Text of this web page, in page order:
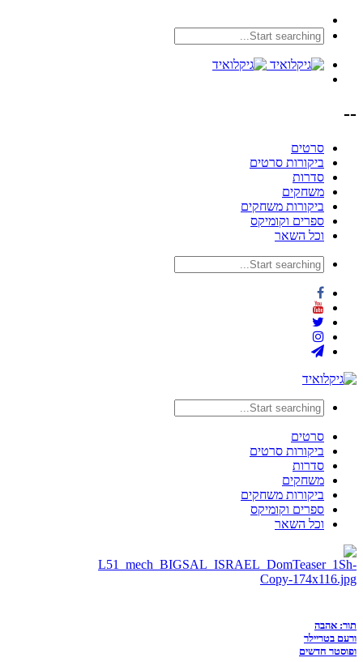
--
סרטים
ביקורות סרטים
סדרות
משחקים
ביקורות משחקים
ספרים וקומיקס
וכל השאר
סרטים
ביקורות סרטים
סדרות
משחקים
ביקורות משחקים
ספרים וקומיקס
וכל השאר
תור: אהבה
ורעם בטריילר
ופוסטר חדשים